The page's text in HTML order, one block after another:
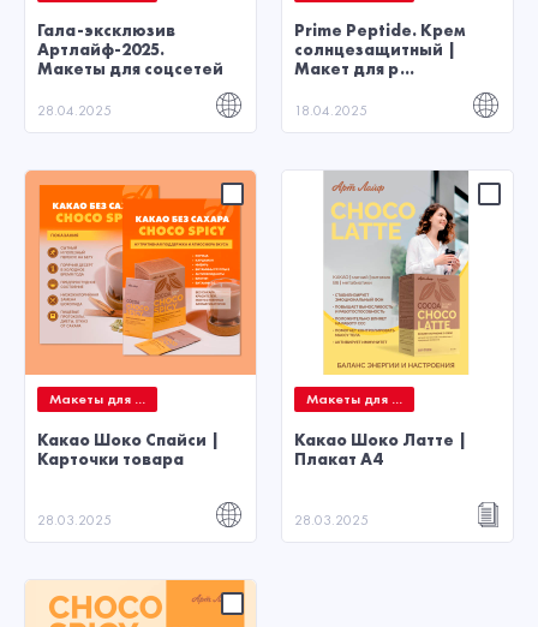
Гала-эксклюзив
Артлайф-2025.
Макеты для соцсетей
28.04.2025
Prime Peptide. Крем
солнцезащитный |
Макет для р...
18.04.2025
Макеты для ...
Какао Шоко Спайси |
Карточки товара
28.03.2025
Макеты для ...
Какао Шоко Латте |
Плакат А4
28.03.2025